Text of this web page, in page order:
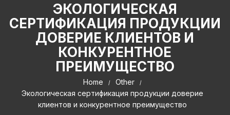
ЭКОЛОГИЧЕСКАЯ
СЕРТИФИКАЦИЯ ПРОДУКЦИИ
ДОВЕРИЕ КЛИЕНТОВ И
КОНКУРЕНТНОЕ
ПРЕИМУЩЕСТВО
Home
Other
Экологическая сертификация продукции доверие
клиентов и конкурентное преимущество